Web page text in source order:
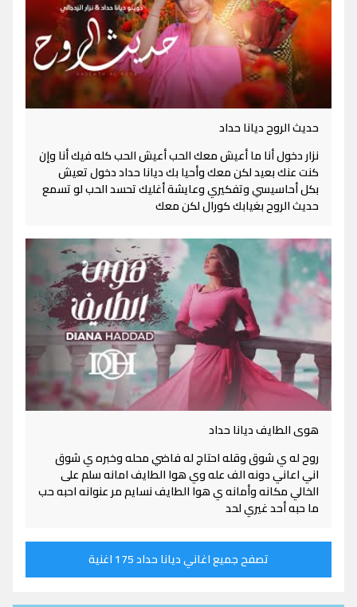
حديث الروح ديانا حداد
نزار دخول أنا ما أعيش معك الحب أعيش الحب كله فيك أنا وإن
كنت عنك بعيد لكن معك وأحيا بك ديانا حداد دخول تعيش
بكل أحاسيسي وتفكيري وعايشة أغليك تحسد الحب لو تسمع
حديث الروح بغيابك كورال لكن معك
هوى الطايف ديانا حداد
روح له ي شوق وقله احتاج له فاضي محله وخبره ي شوق
اني اعاني دونه الف عله وي هوا الطايف امانه سلم على
الخالي مكانه وأمانه ي هوا الطايف نسايم مر عنوانه احبه حب
ما حبه أحد غيري لحد
تصفح جميع اغاني ديانا حداد 175 اغنية